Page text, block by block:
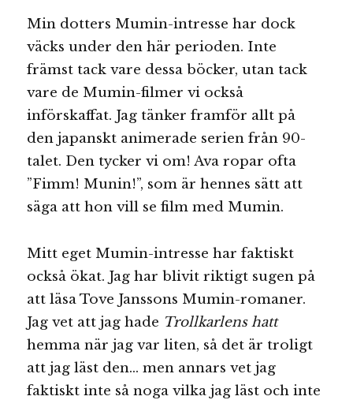
Min dotters Mumin-intresse har dock
väcks under den här perioden. Inte
främst tack vare dessa böcker, utan tack
vare de Mumin-filmer vi också
införskaffat. Jag tänker framför allt på
den japanskt animerade serien från 90-
talet. Den tycker vi om! Ava ropar ofta
”Fimm! Munin!”, som är hennes sätt att
säga att hon vill se film med Mumin.
Mitt eget Mumin-intresse har faktiskt
också ökat. Jag har blivit riktigt sugen på
att läsa Tove Janssons Mumin-romaner.
Jag vet att jag hade Trollkarlens hatt
hemma när jag var liten, så det är troligt
att jag läst den… men annars vet jag
faktiskt inte så noga vilka jag läst och inte